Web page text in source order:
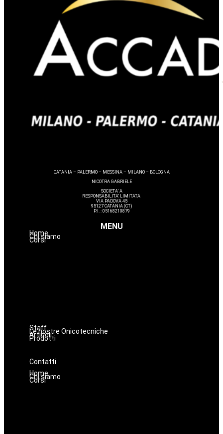
CATANIA – PALERMO – MESSINA – MILANO – BOLOGNA
NICOTRA GABRIELE
SOCIETA’ A
RESPONSABILITA’ LIMITATA
VIA PADOVA 45
95127 CATANIA (CT)
P.I. : 05168210879
MENU
Home
Chi siamo
Corsi
Staff
Le nostre Onicotecniche
Articoli
ProdottiOniconails
Prodotti per ricostruzione unghie
Contatti
Home
Chi siamo
Corsi